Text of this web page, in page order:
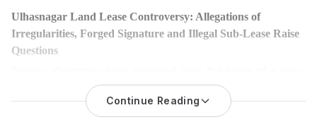
Ulhasnagar Land Lease Controversy: Allegations of
Irregularities, Forged Signature and Illegal Sub-Lease Raise
Questions
owned land parcel in Ulhasnagar, with claims of financial
irregularities, an alleged illegal sub-lease, forgeryand misuse
of public property. The matter has intensified after
Continue Reading